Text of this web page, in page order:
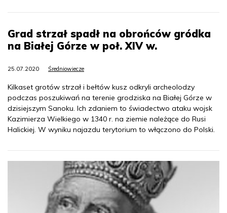
Grad strzał spadł na obrońców gródka
na Białej Górze w poł. XIV w.
25.07.2020 Średniowiecze
Kilkaset grotów strzał i bełtów kusz odkryli archeolodzy
podczas poszukiwań na terenie grodziska na Białej Górze w
dzisiejszym Sanoku. Ich zdaniem to świadectwo ataku wojsk
Kazimierza Wielkiego w 1340 r. na ziemie należące do Rusi
Halickiej. W wyniku najazdu terytorium to włączono do Polski.